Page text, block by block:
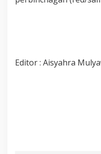
Editor : Aisyahra